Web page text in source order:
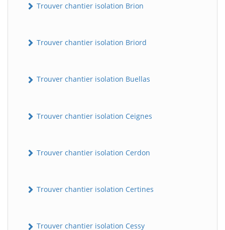
Trouver chantier isolation Brion
Trouver chantier isolation Briord
Trouver chantier isolation Buellas
Trouver chantier isolation Ceignes
Trouver chantier isolation Cerdon
Trouver chantier isolation Certines
Trouver chantier isolation Cessy